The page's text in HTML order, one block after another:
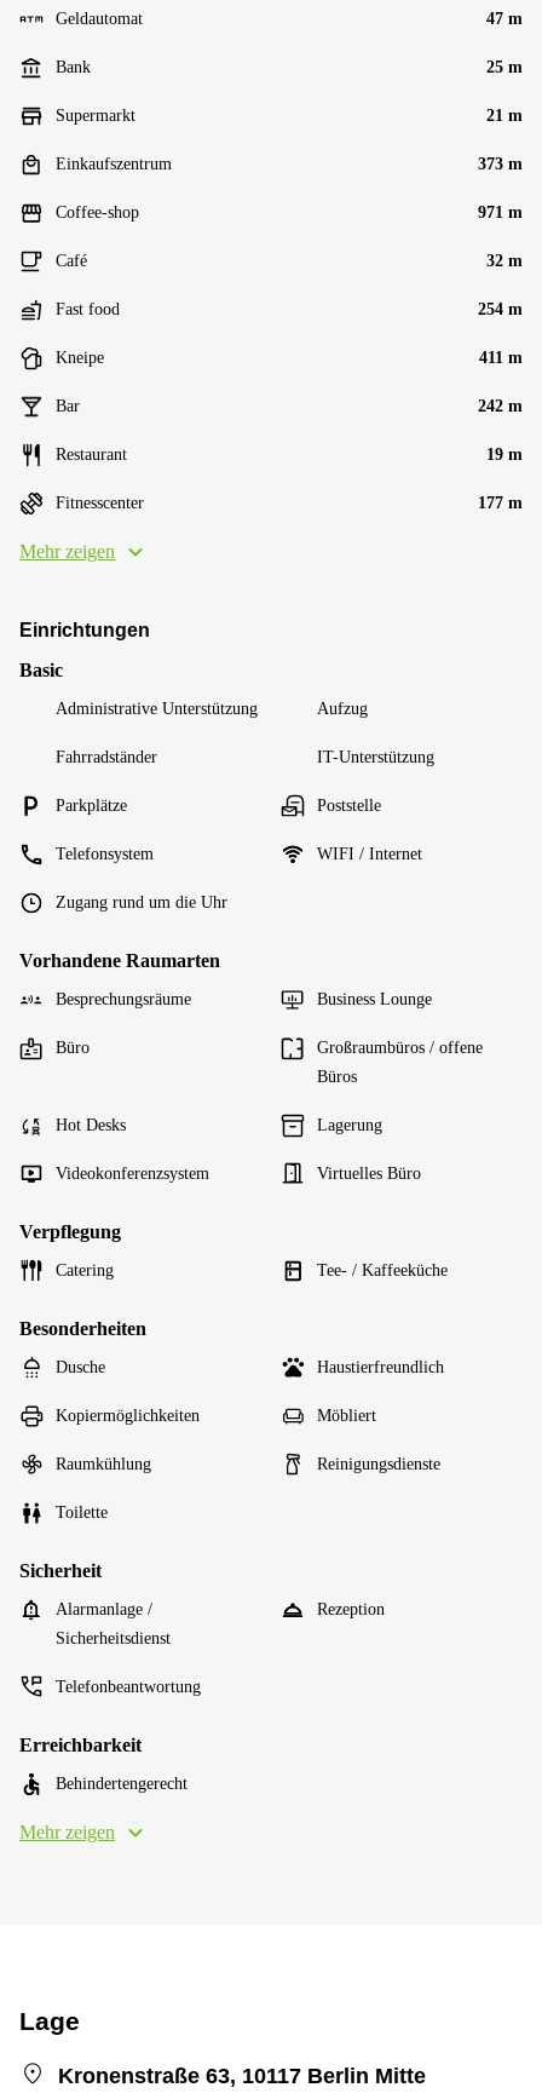
Geldautomat 47 m
Bank 25 m
Supermarkt 21 m
Einkaufszentrum 373 m
Coffee-shop 971 m
Café 32 m
Fast food 254 m
Kneipe 411 m
Bar 242 m
Restaurant 19 m
Fitnesscenter 177 m
Mehr zeigen
Einrichtungen
Basic
Administrative Unterstützung Aufzug
Fahrradständer IT-Unterstützung
Parkplätze Poststelle
Telefonsystem WIFI / Internet
Zugang rund um die Uhr
Vorhandene Raumarten
Besprechungsräume Business Lounge
Büro
Großraumbüros / offene
Büros
Hot Desks Lagerung
Videokonferenzsystem Virtuelles Büro
Verpflegung
Catering Tee- / Kaffeeküche
Besonderheiten
Dusche Haustierfreundlich
Kopiermöglichkeiten Möbliert
Raumkühlung Reinigungsdienste
Toilette
Sicherheit
Alarmanlage /
Sicherheitsdienst
Rezeption
Telefonbeantwortung
Erreichbarkeit
Behindertengerecht
Mehr zeigen
Lage
Kronenstraße 63, 10117 Berlin Mitte